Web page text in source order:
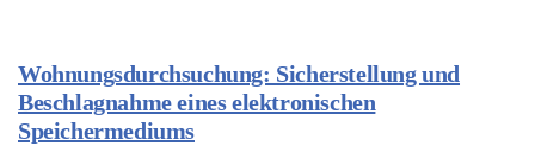
Wohnungsdurchsuchung: Sicherstellung und
Beschlagnahme eines elektronischen
Speichermediums